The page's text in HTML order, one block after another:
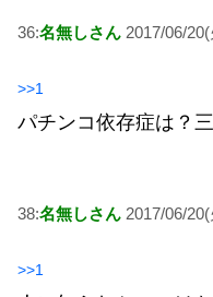
36:名無しさん 2017/06/
>>1
パチンコ依存症は？
38:名無しさん 2017/06/
>>1